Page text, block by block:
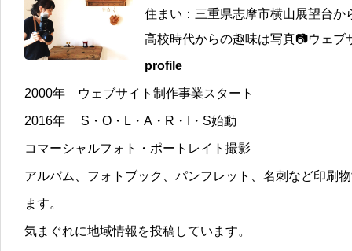
住まい：三重県志摩市横山展望台か
高校時代からの趣味は写真📷ウェブ
profile
2000年 ウェブサイト制作事業スタート
2016年 S・O・L・A・R・I・S始動
コマーシャルフォト・ポートレイト撮影
アルバム、フォトブック、パンフレット、名刺など印刷
ます。
気まぐれに地域情報を投稿しています。